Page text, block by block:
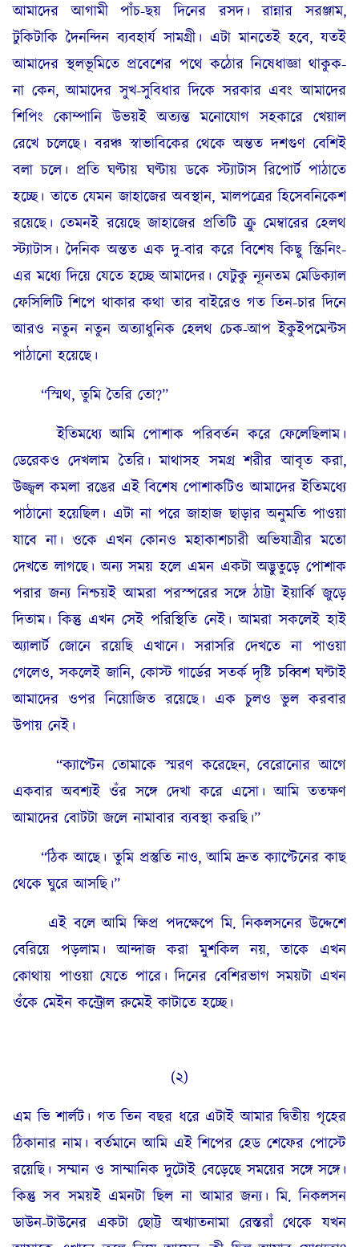
আমাদের আগামী পাঁচ-ছয় দিনের রসদ। রান্নার সরঞ্জাম,
টুকিটাকি দৈনন্দিন ব্যবহার্য সামগ্রী। এটা মানতেই হবে, যতই
আমাদের স্থলভূমিতে প্রবেশের পথে কঠোর নিষেধাজ্ঞা থাকুক-
না কেন, আমাদের সুখ-সুবিধার দিকে সরকার এবং আমাদের
শিপিং কোম্পানি উভয়ই অত্যন্ত মনোযোগ সহকারে খেয়াল
রেখে চলেছে। বরঞ্চ স্বাভাবিকের থেকে অন্তত দশগুণ বেশিই
বলা চলে। প্রতি ঘণ্টায় ঘণ্টায় ডকে স্ট্যাটাস রিপোর্ট পাঠাতে
হচ্ছে। তাতে যেমন জাহাজের অবস্থান, মালপত্রের হিসেবনিকেশ
রয়েছে। তেমনই রয়েছে জাহাজের প্রতিটি ক্রু মেম্বারের হেলথ
স্ট্যাটাস। দৈনিক অন্তত এক দু-বার করে বিশেষ কিছু স্ক্রিনিং-
এর মধ্যে দিয়ে যেতে হচ্ছে আমাদের। যেটুকু ন্যূনতম মেডিক্যাল
ফেসিলিটি শিপে থাকার কথা তার বাইরেও গত তিন-চার দিনে
আরও নতুন নতুন অত্যাধুনিক হেলথ চেক-আপ ইকুইপমেন্টস
পাঠানো হয়েছে।
“স্মিথ, তুমি তৈরি তো?”
ইতিমধ্যে আমি পোশাক পরিবর্তন করে ফেলেছিলাম।
ডেরেকও দেখলাম তৈরি। মাথাসহ সমগ্র শরীর আবৃত করা,
উজ্জ্বল কমলা রঙের এই বিশেষ পোশাকটিও আমাদের ইতিমধ্যে
পাঠানো হয়েছিল। এটা না পরে জাহাজ ছাড়ার অনুমতি পাওয়া
যাবে না। ওকে এখন কোনও মহাকাশচারী অভিযাত্রীর মতো
দেখতে লাগছে। অন্য সময় হলে এমন একটা অদ্ভুতুড়ে পোশাক
পরার জন্য নিশ্চয়ই আমরা পরস্পরের সঙ্গে ঠাট্টা ইয়ার্কি জুড়ে
দিতাম। কিন্তু এখন সেই পরিস্থিতি নেই। আমরা সকলেই হাই
অ্যালার্ট জোনে রয়েছি এখানে। সরাসরি দেখতে না পাওয়া
গেলেও, সকলেই জানি, কোস্ট গার্ডের সতর্ক দৃষ্টি চব্বিশ ঘণ্টাই
আমাদের ওপর নিয়োজিত রয়েছে। এক চুলও ভুল করবার
উপায় নেই।
“ক্যাপ্টেন তোমাকে স্মরণ করেছেন, বেরোনোর আগে
একবার অবশ্যই ওঁর সঙ্গে দেখা করে এসো। আমি ততক্ষণ
আমাদের বোটটা জলে নামাবার ব্যবস্থা করছি।”
“ঠিক আছে। তুমি প্রস্তুতি নাও, আমি দ্রুত ক্যাপ্টেনের কাছ
থেকে ঘুরে আসছি।”
এই বলে আমি ক্ষিপ্র পদক্ষেপে মি. নিকলসনের উদ্দেশে
বেরিয়ে পড়লাম। আন্দাজ করা মুশকিল নয়, তাকে এখন
কোথায় পাওয়া যেতে পারে। দিনের বেশিরভাগ সময়টা এখন
ওঁকে মেইন কন্ট্রোল রুমেই কাটাতে হচ্ছে।
(২)
এম ভি শার্লট। গত তিন বছর ধরে এটাই আমার দ্বিতীয় গৃহের
ঠিকানার নাম। বর্তমানে আমি এই শিপের হেড শেফের পোস্টে
রয়েছি। সম্মান ও সাম্মানিক দুটোই বেড়েছে সময়ের সঙ্গে সঙ্গে।
কিন্তু সব সময়ই এমনটা ছিল না আমার জন্য। মি. নিকলসন
ডাউন-টাউনের একটা ছোট্ট অখ্যাতনামা রেস্তরাঁ থেকে যখন